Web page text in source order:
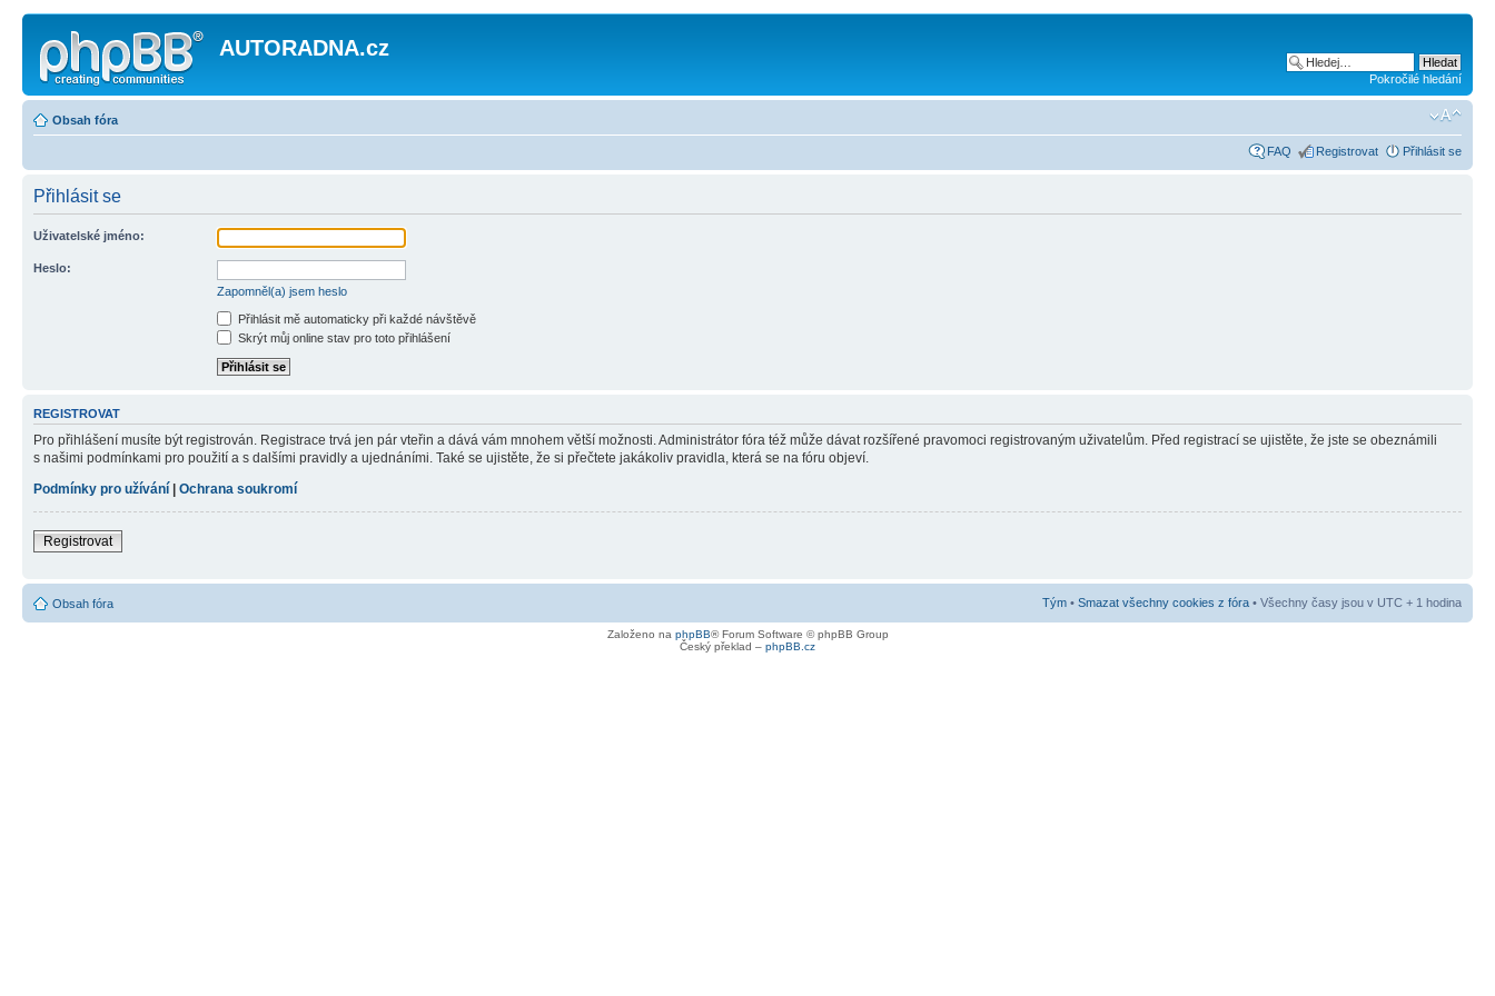
AUTORADNA.cz
Pokročilé hledání
Obsah fóra
FAQ Registrovat Přihlásit se
Přihlásit se
Uživatelské jméno:
Heslo:
Zapomněl(a) jsem heslo
Přihlásit mě automaticky při každé návštěvě
Skrýt můj online stav pro toto přihlášení
REGISTROVAT
Pro přihlášení musíte být registrován. Registrace trvá jen pár vteřin a dává vám mnohem větší možnosti. Administrátor fóra též může dávat rozšířené pravomoci registrovaným uživatelům. Před registrací se ujistěte, že jste se obeznámili
s našimi podmínkami pro použití a s dalšími pravidly a ujednáními. Také se ujistěte, že si přečtete jakákoliv pravidla, která se na fóru objeví.
Podmínky pro užívání | Ochrana soukromí
Registrovat
Obsah fóra Tým • Smazat všechny cookies z fóra • Všechny časy jsou v UTC + 1 hodina
Založeno na phpBB® Forum Software © phpBB Group
Český překlad – phpBB.cz